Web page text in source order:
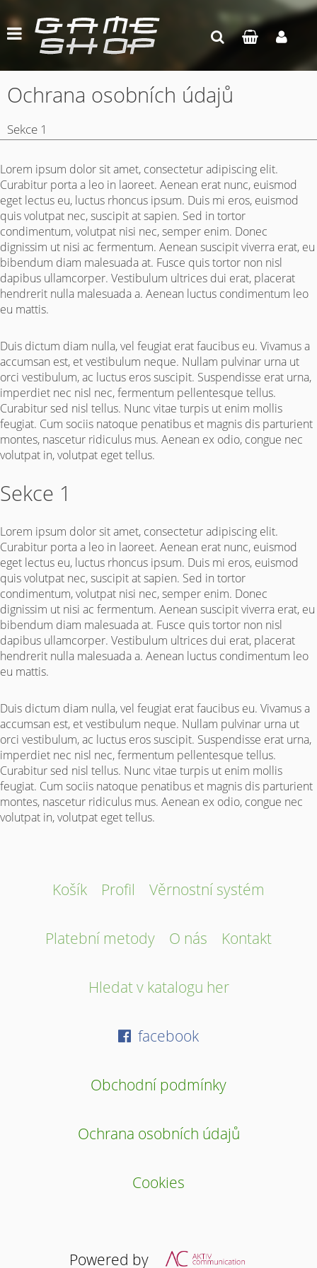
Ochrana osobních údajů
Sekce 1
Lorem ipsum dolor sit amet, consectetur adipiscing elit.
Curabitur porta a leo in laoreet. Aenean erat nunc, euismod
eget lectus eu, luctus rhoncus ipsum. Duis mi eros, euismod
quis volutpat nec, suscipit at sapien. Sed in tortor
condimentum, volutpat nisi nec, semper enim. Donec
dignissim ut nisi ac fermentum. Aenean suscipit viverra erat, eu
bibendum diam malesuada at. Fusce quis tortor non nisl
dapibus ullamcorper. Vestibulum ultrices dui erat, placerat
hendrerit nulla malesuada a. Aenean luctus condimentum leo
eu mattis.
Duis dictum diam nulla, vel feugiat erat faucibus eu. Vivamus a
accumsan est, et vestibulum neque. Nullam pulvinar urna ut
orci vestibulum, ac luctus eros suscipit. Suspendisse erat urna,
imperdiet nec nisl nec, fermentum pellentesque tellus.
Curabitur sed nisl tellus. Nunc vitae turpis ut enim mollis
feugiat. Cum sociis natoque penatibus et magnis dis parturient
montes, nascetur ridiculus mus. Aenean ex odio, congue nec
volutpat in, volutpat eget tellus.
Sekce 1
Lorem ipsum dolor sit amet, consectetur adipiscing elit.
Curabitur porta a leo in laoreet. Aenean erat nunc, euismod
eget lectus eu, luctus rhoncus ipsum. Duis mi eros, euismod
quis volutpat nec, suscipit at sapien. Sed in tortor
condimentum, volutpat nisi nec, semper enim. Donec
dignissim ut nisi ac fermentum. Aenean suscipit viverra erat, eu
bibendum diam malesuada at. Fusce quis tortor non nisl
dapibus ullamcorper. Vestibulum ultrices dui erat, placerat
hendrerit nulla malesuada a. Aenean luctus condimentum leo
eu mattis.
Duis dictum diam nulla, vel feugiat erat faucibus eu. Vivamus a
accumsan est, et vestibulum neque. Nullam pulvinar urna ut
orci vestibulum, ac luctus eros suscipit. Suspendisse erat urna,
imperdiet nec nisl nec, fermentum pellentesque tellus.
Curabitur sed nisl tellus. Nunc vitae turpis ut enim mollis
feugiat. Cum sociis natoque penatibus et magnis dis parturient
montes, nascetur ridiculus mus. Aenean ex odio, congue nec
volutpat in, volutpat eget tellus.
Košík Profil Věrnostní systém
Platební metody O nás Kontakt
Hledat v katalogu her
facebook
Obchodní podmínky
Ochrana osobních údajů
Cookies
Powered by